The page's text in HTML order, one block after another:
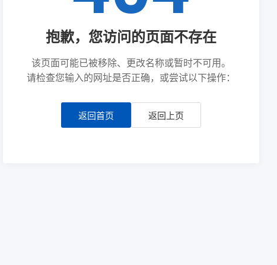
抱歉，您访问的页面不存在
该页面可能已被移除、更改名称或暂时不可用。
请检查您输入的网址是否正确，或尝试以下操作：
返回首页 返回上页